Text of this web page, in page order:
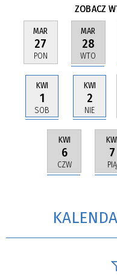
ZOBACZ
MAR
27
PON
MAR
28
WTO
KWI
1
SOB
KWI
2
NIE
KWI
6
CZW
KWI
7
PIĄ